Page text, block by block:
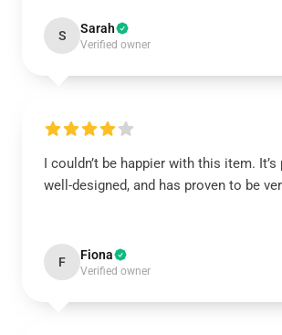
S Sarah
Verified owner
I couldn’t be happier with this item.
well-designed, and has proven to be
F Fiona
Verified owner